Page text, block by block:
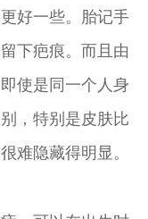
好一些。胎记手
下疤痕。而且由
使是同一个人身
，特别是皮肤比
难隐藏得明显。